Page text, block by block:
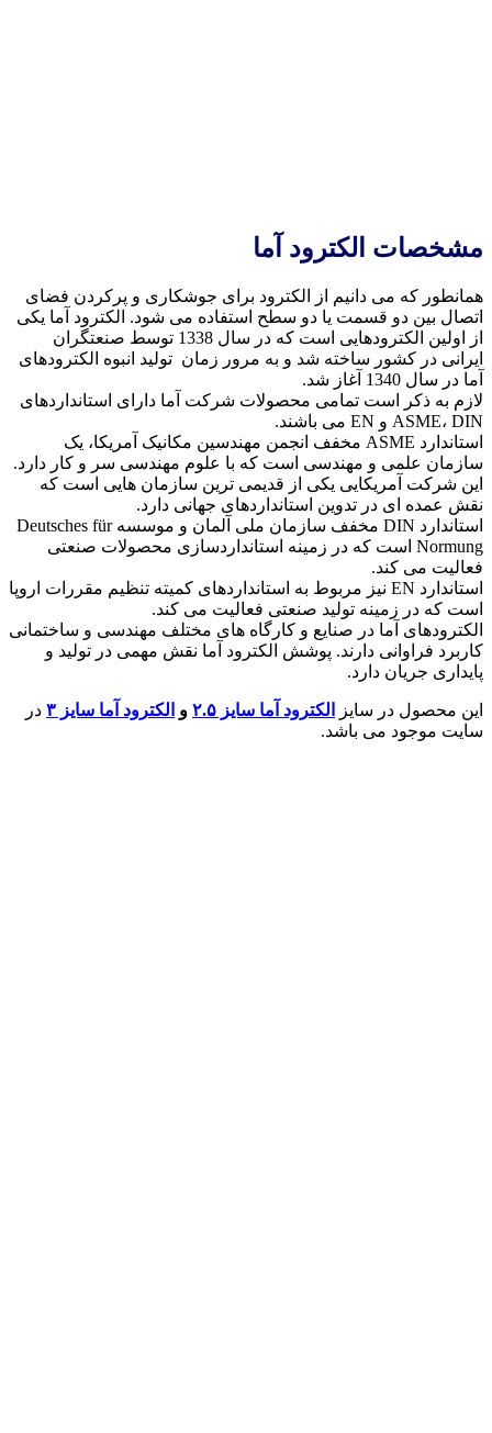
مشخصات الکترود آما
همانطور که می دانیم از الکترود برای جوشکاری و پرکردن فضای
اتصال بین دو قسمت یا دو سطح استفاده می شود. الکترود آما یکی
از اولین الکترودهایی است که در سال 1338 توسط صنعتگران
ایرانی در کشور ساخته شد و به مرور زمان تولید انبوه الکترودهای
آما در سال 1340 آغاز شد.
لازم به ذکر است تمامی محصولات شرکت آما دارای استانداردهای
ASME، DIN و EN می باشند.
استاندارد ASME مخفف انجمن مهندسین مکانیک آمریکا، یک
سازمان علمی و مهندسی است که با علوم مهندسی سر و کار دارد.
این شرکت آمریکایی یکی از قدیمی ترین سازمان هایی است که
نقش عمده ای در تدوین استانداردهای جهانی دارد.
استاندارد DIN مخفف سازمان ملی آلمان و موسسه Deutsches für
Normung است که در زمینه استانداردسازی محصولات صنعتی
فعالیت می کند.
استاندارد EN نیز مربوط به استانداردهای کمیته تنظیم مقررات اروپا
است که در زمینه تولید صنعتی فعالیت می کند.
الکترودهای آما در صنایع و کارگاه های مختلف مهندسی و ساختمانی
کاربرد فراوانی دارند. پوشش الکترود آما نقش مهمی در تولید و
پایداری جریان دارد.
این محصول در سایز الکترود آما سایز ۲.۵ و الکترود آما سایز ۳
در
سایت موجود می باشد.